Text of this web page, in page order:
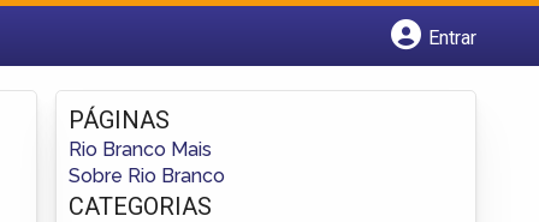
Entrar
Fazer login
Criar conta
PÁGINAS
Rio Branco Mais
Sobre Rio Branco
CATEGORIAS